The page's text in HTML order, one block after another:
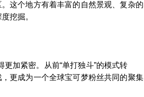
这个地方有着丰富的自然景观、复杂的
挖掘。
加紧密。从前“单打独斗”的模式转
更成为一个全球宝可梦粉丝共同的聚集